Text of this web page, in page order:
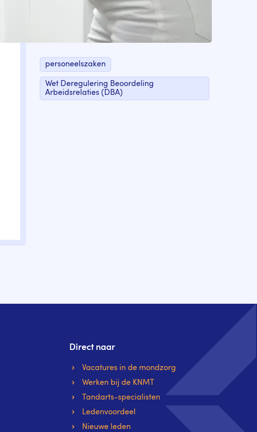
personeelszaken
Wet Deregulering Beoordeling
Arbeidsrelaties (DBA)
Direct naar
Vacatures in de mondzorg
Werken bij de KNMT
Tandarts-specialisten
Ledenvoordeel
Nieuwe leden